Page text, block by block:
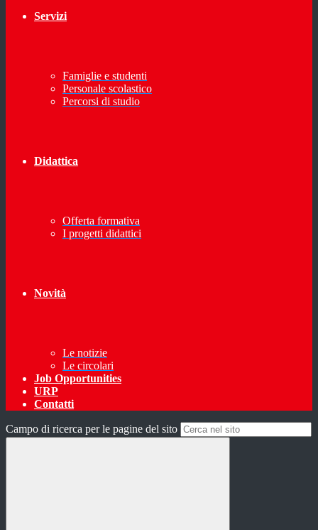
Servizi
Famiglie e studenti
Personale scolastico
Percorsi di studio
Didattica
Offerta formativa
I progetti didattici
Novità
Le notizie
Le circolari
Job Opportunities
URP
Contatti
Campo di ricerca per le pagine del sito